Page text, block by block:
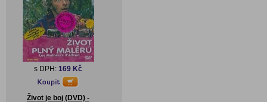
s DPH: 169 Kč
Život je boj (DVD) -